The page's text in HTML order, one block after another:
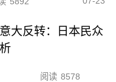
大反转：日本民众
阅读 8578